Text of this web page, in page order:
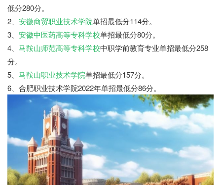
低分280分。
2、 安徽商贸职业技术学院单招最低分114分。
3、 安徽中医药高等专科学校单招最低分80分。
4、 马鞍山师范高等专科学校中职学前教育专业单招最低分258
分。
5、 马鞍山职业技术学院单招最低分157分。
6、合肥职业技术学院2022年单招最低分86分。